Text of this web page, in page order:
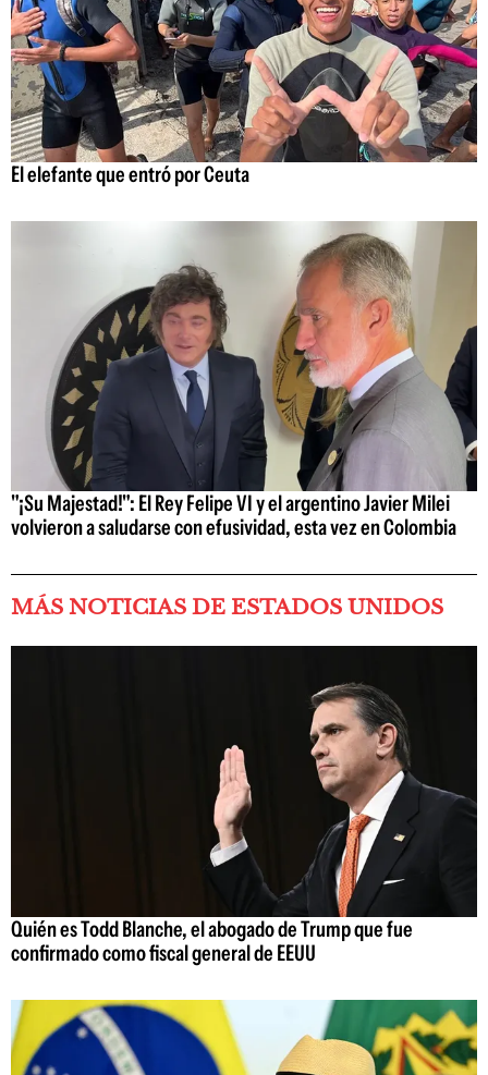
El elefante que entró por Ceuta
"¡Su Majestad!": El Rey Felipe VI y el argentino Javier Milei
volvieron a saludarse con efusividad, esta vez en Colombia
MÁS NOTICIAS DE ESTADOS UNIDOS
Quién es Todd Blanche, el abogado de Trump que fue
confirmado como fiscal general de EEUU